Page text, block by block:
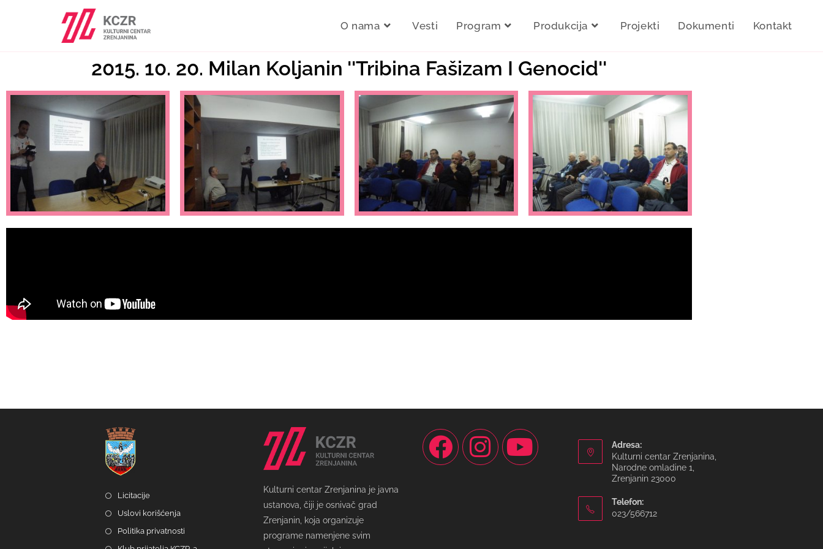
O nama Vesti Program Produkcija Projekti Dokumenti Kontakt
2015. 10. 20. Milan Koljanin ''Tribina Fašizam I Genocid''
Licitacije
Uslovi korišćenja
Politika privatnosti
Kulturni centar Zrenjanina je javna
ustanova, čiji je osnivač grad
Zrenjanin, koja organizuje
programe namenjene svim
Adresa:
Kulturni centar Zrenjanina,
Narodne omladine 1,
Zrenjanin 23000
Telefon:
023/566712